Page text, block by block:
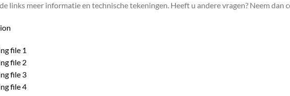
links meer informatie en technische tekeningen. Heeft u andere vragen? Neem dan
file 1
file 2
file 3
file 4